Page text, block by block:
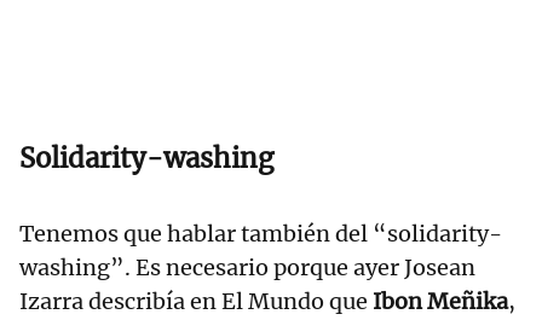
Solidarity-washing
Tenemos que hablar también del “solidarity-
washing”. Es necesario porque ayer Josean
Izarra describía en El Mundo que Ibon Meñika,